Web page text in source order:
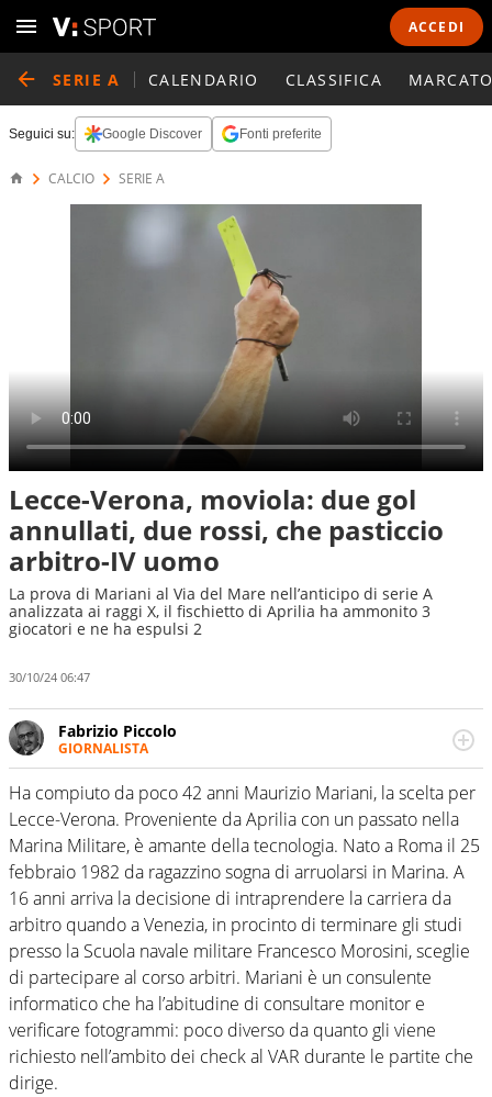
ACCEDI
SERIE A CALENDARIO CLASSIFICA
Seguici su: Google Discover Fonti preferite
CALCIO SERIE A
Lecce-Verona, moviola: due gol
annullati, due rossi, che pasticcio
arbitro-IV uomo
La prova di Mariani al Via del Mare nell’anticipo di serie A
analizzata ai raggi X, il fischietto di Aprilia ha ammonito 3
giocatori e ne ha espulsi 2
30/10/24 06:47
Fabrizio Piccolo
GIORNALISTA
Nella sua carriera ha seguito numerose manifestazioni
sportive e collaborato con agenzie e testate. Esperienza,
competenza, conoscenza e memoria storica. Si occupa
prevalentemente di calcio
Ha compiuto da poco 42 anni Maurizio Mariani, la scelta per
Lecce-Verona. Proveniente da Aprilia con un passato nella
Marina Militare, è amante della tecnologia. Nato a Roma il 25
febbraio 1982 da ragazzino sogna di arruolarsi in Marina. A
16 anni arriva la decisione di intraprendere la carriera da
arbitro quando a Venezia, in procinto di terminare gli studi
presso la Scuola navale militare Francesco Morosini, sceglie
di partecipare al corso arbitri. Mariani è un consulente
informatico che ha l’abitudine di consultare monitor e
verificare fotogrammi: poco diverso da quanto gli viene
richiesto nell’ambito dei check al VAR durante le partite che
dirige.